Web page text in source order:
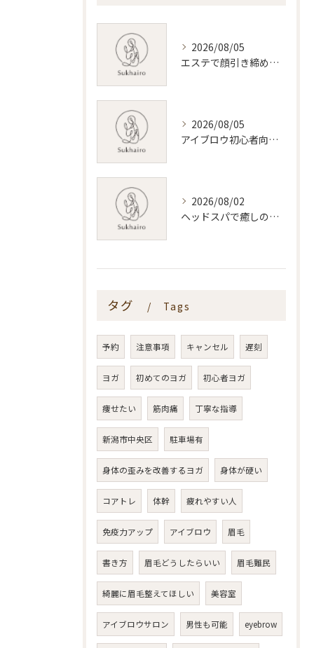
2026/08/05
エステで顔引き締めを叶える新潟県内おすすめ施術と選び方ガイド
2026/08/05
アイブロウ初心者向け新潟県で失敗しない眉デザインとサロン選びのコツ
2026/08/02
ヘッドスパで癒しの時間を満喫する新潟県新潟市の魅力と選び方ガイド
タグ Tags
予約 注意事項 キャンセル 遅刻
ヨガ 初めてのヨガ 初心者ヨガ
痩せたい 筋肉痛 丁寧な指導
新潟市中央区 駐車場有
身体の歪みを改善するヨガ 身体が硬い
コアトレ 体幹 疲れやすい人
免疫力アップ アイブロウ 眉毛
書き方 眉毛どうしたらいい 眉毛難民
綺麗に眉毛整えてほしい 美容室
アイブロウサロン 男性も可能 eyebrow